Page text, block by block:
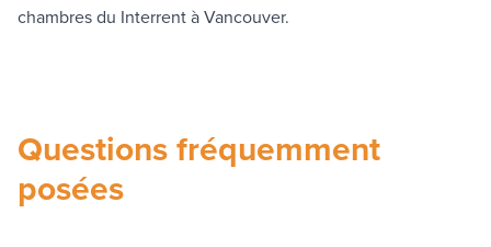
chambres du Interrent à Vancouver.
Questions fréquemment
posées